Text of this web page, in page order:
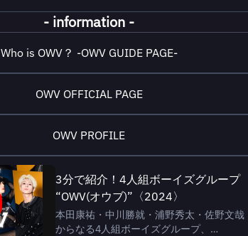
- information -
Who is OWV？ -OWV GUIDE PAGE-
OWV OFFICIAL PAGE
OWV PROFILE
3分で紹介！4人組ボーイズグループ
“OWV(オウブ)”〈2024〉
本田康祐・中川勝就・浦野秀太・佐野文哉
からなる4人組ボーイズグループ、